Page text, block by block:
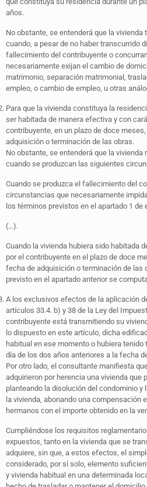
años.
No obstante, se entenderá que la vivienda
cuando, a pesar de no haber transcurrido
fallecimiento del contribuyente o
necesariamente exijan el cambio de
matrimonio, separación matrimonial,
empleo, o cambio de empleo, u otras
Para que la vivienda constituya la
ser habitada de manera efectiva y con
contribuyente, en un plazo de doce
adquisición o terminación de las obras.
No obstante, se entenderá que la
cuando se produzcan las siguientes
Cuando se produzca el fallecimiento del
circunstancias que necesariamente
los términos previstos en el apartado 1 de
(…).
Cuando la vivienda hubiera sido habitada
por el contribuyente en el plazo de doce
fecha de adquisición o terminación de las
previsto en el apartado anterior se
A los exclusivos efectos de la aplicación
artículos 33.4. b) y 38 de la Ley del
contribuyente está transmitiendo su
lo dispuesto en este artículo, dicha
habitual en ese momento o hubiera
día de los dos años anteriores a la fecha
Por otro lado, el consultante manifiesta
adquirieron por herencia una vivienda que
planteando la disolución del condominio
la vivienda, abonando una compensación
hermanos con el importe obtenido en la
Cumpliéndose los requisitos
expuestos, tanto en la vivienda que se
adquiere, sin que, a estos efectos, el
considerado, por sí solo, elemento
y vivienda habitual en una determinada